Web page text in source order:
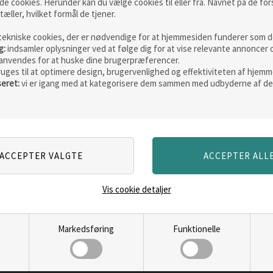
hvilket formål de tjener.
cookies, der er nødvendige for at hjemmesiden funderer som
indsamler oplysninger ved at følge dig for at vise relevante annoncer
for at huske dine brugerpræferencer.
til at optimere design, brugervenlighed og effektiviteten af
vi er igang med at kategorisere dem sammen med udbyderne af
Markedsføring Funktionelle
Vis cookie detaljer
Skarp
pris
Skarp
pris
Vejl. pris 1.099,00
776,00DKK
Fjällräven